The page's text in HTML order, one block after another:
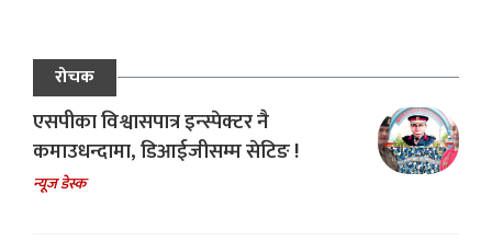
रोचक
एसपीका विश्वासपात्र इन्स्पेक्टर नै
कमाउधन्दामा, डिआईजीसम्म सेटिङ !
न्यूज डेस्क